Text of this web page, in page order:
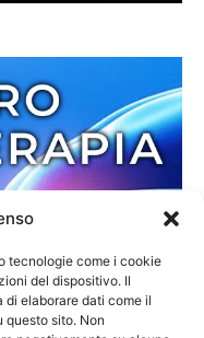
tecnologie come i cookie
del dispositivo. Il
elaborare dati come il
questo sito. Non